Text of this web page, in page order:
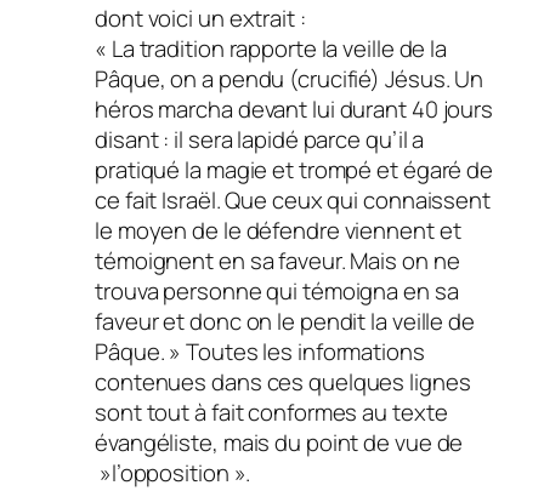
dont voici un extrait :
« La tradition rapporte la veille de la
Pâque, on a pendu (crucifié) Jésus. Un
héros marcha devant lui durant 40 jours
disant : il sera lapidé parce qu’il a
pratiqué la magie et trompé et égaré de
ce fait Israël. Que ceux qui connaissent
le moyen de le défendre viennent et
témoignent en sa faveur. Mais on ne
trouva personne qui témoigna en sa
faveur et donc on le pendit la veille de
Pâque. » Toutes les informations
contenues dans ces quelques lignes
sont tout à fait conformes au texte
évangéliste, mais du point de vue de
»l’opposition ».